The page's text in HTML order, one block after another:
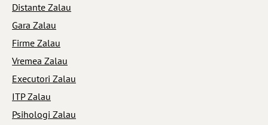
Distante Zalau
Gara Zalau
Firme Zalau
Vremea Zalau
Executori Zalau
ITP Zalau
Psihologi Zalau